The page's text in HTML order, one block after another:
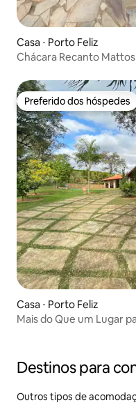
Casa ⋅ Porto Feliz
Chácara Recanto Mattos
Preferido dos hóspedes
Preferido dos hóspedes
Casa ⋅ Porto Feliz
Mais do Que um Lugar
Destinos para
Outros tipos de